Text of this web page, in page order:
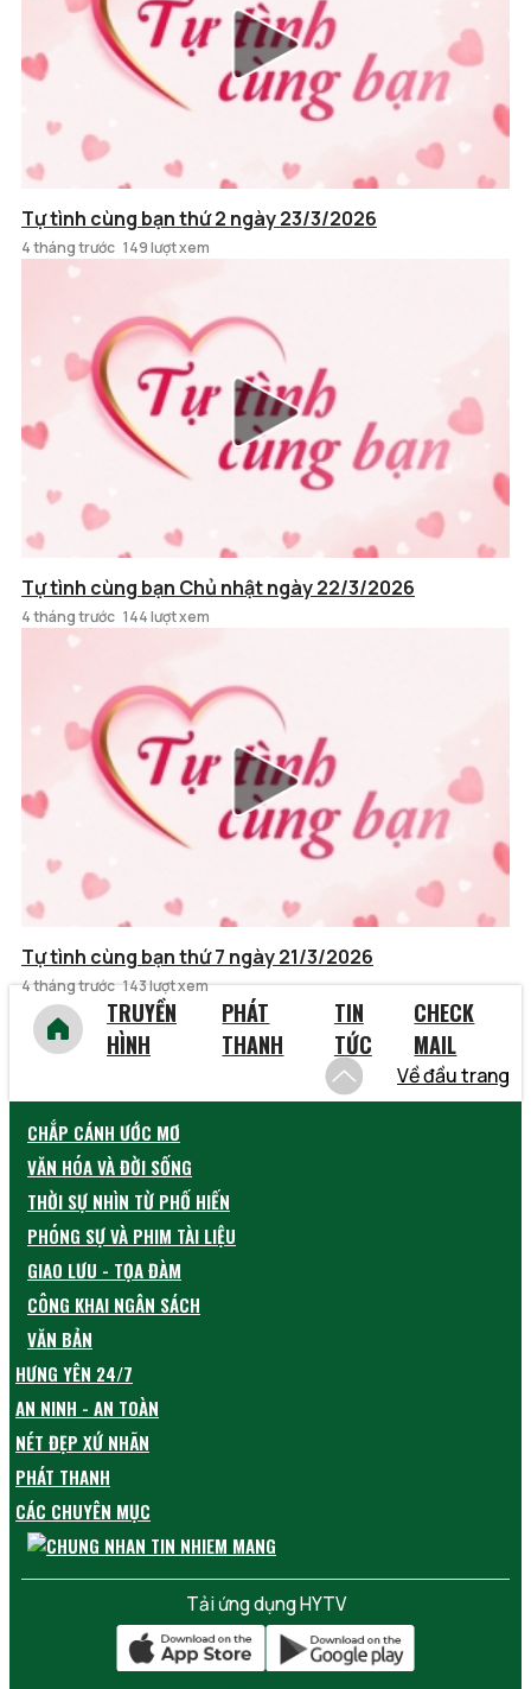
Tự tình cùng bạn thứ 2 ngày 23/3/2026
4 tháng trước 149 lượt xem
Tự tình cùng bạn Chủ nhật ngày 22/3/2026
4 tháng trước 144 lượt xem
Tự tình cùng bạn thứ 7 ngày 21/3/2026
4 tháng trước 143 lượt xem
TRUYỀN
HÌNH
PHÁT
THANH
TIN
TỨC
CHECK
MAIL
Về đầu trang
CHẮP CÁNH ƯỚC MƠ
VĂN HÓA VÀ ĐỜI SỐNG
THỜI SỰ NHÌN TỪ PHỐ HIẾN
PHÓNG SỰ VÀ PHIM TÀI LIỆU
GIAO LƯU - TỌA ĐÀM
CÔNG KHAI NGÂN SÁCH
VĂN BẢN
HƯNG YÊN 24/7
AN NINH - AN TOÀN
NÉT ĐẸP XỨ NHÃN
PHÁT THANH
CÁC CHUYÊN MỤC
Tải ứng dụng HYTV